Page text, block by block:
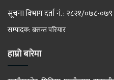
सूचना विभाग दर्ता नं. : २८२१/०७८-०७९
सम्पादक: बसन्त परियार
हाम्रो बारेमा